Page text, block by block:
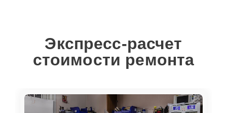
Экспресс-расчет
стоимости ремонта